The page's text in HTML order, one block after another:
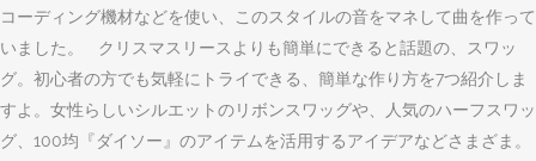
コーディング機材などを使い、このスタイルの音をマネして曲を作って
いました。 クリスマスリースよりも簡単にできると話題の、スワッ
グ。初心者の方でも気軽にトライできる、簡単な作り方を7つ紹介しま
すよ。女性らしいシルエットのリボンスワッグや、人気のハーフスワッ
グ、100均『ダイソー』のアイテムを活用するアイデアなどさまざま。